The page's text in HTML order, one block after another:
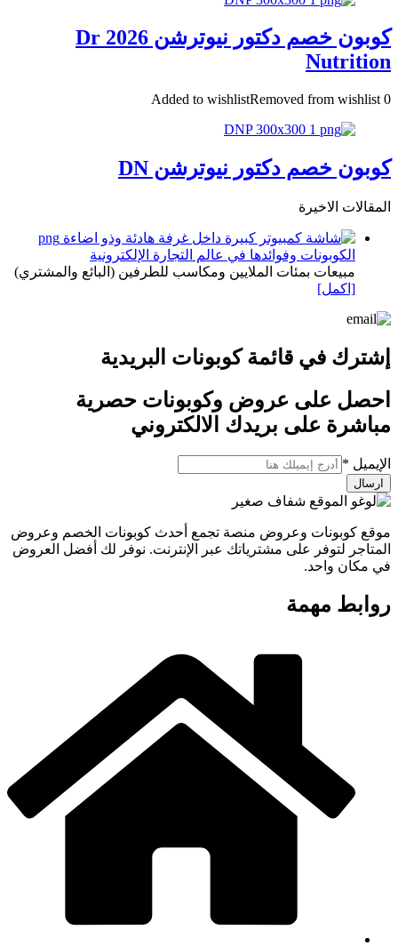
كوبون خصم دكتور نيوترشن 2026 Dr
Nutrition
Added to wishlistRemoved from wishlist 0
كوبون خصم دكتور نيوترشن DN
المقالات الاخيرة
الكوبونات وفوائدها في عالم التجارة الإلكترونية
مبيعات بمئات الملايين ومكاسب للطرفين (البائع والمشتري)
[اكمل]
إشترك في قائمة كوبونات البريدية
احصل على عروض وكوبونات حصرية
مباشرة على بريدك الالكتروني
الإيميل
الإيميل *
ارسال
موقع كوبونات وعروض منصة تجمع أحدث كوبونات الخصم وعروض
المتاجر لتوفر على مشترياتك عبر الإنترنت. نوفر لك أفضل العروض
في مكان واحد.
روابط مهمة